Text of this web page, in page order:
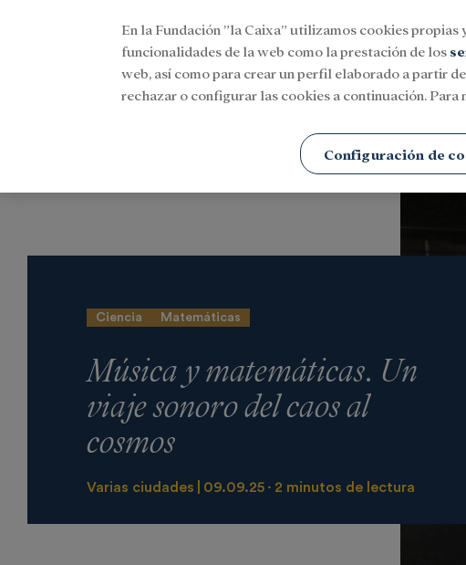
Ciencia Matemáticas
Música y matemáticas. Un
viaje sonoro del caos al
cosmos
Varias ciudades 09.09.25 2 minutos de lectura
En la Fundación ”la Caixa” utilizamos cookies propias
funcionalidades de la web como la prestación de los
web, así como para crear un perfil elaborado a partir
rechazar o configurar las cookies a continuación. Para
Configuración de